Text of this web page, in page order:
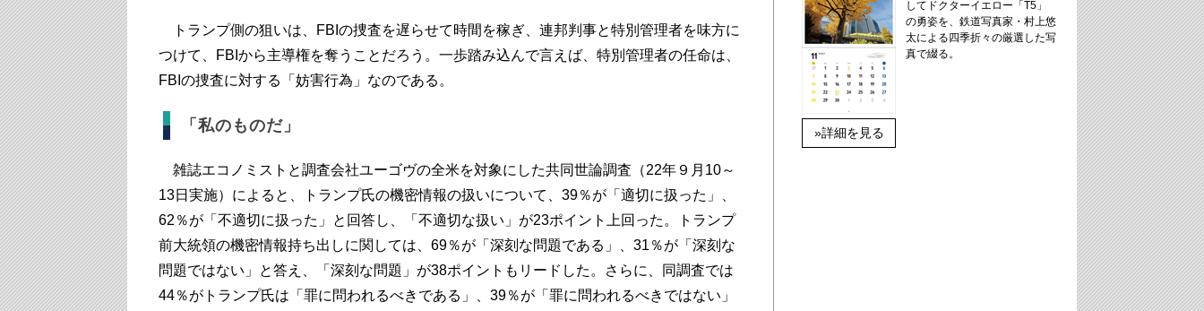
トランプ側の狙いは、FBIの捜査を遅らせて時間を稼ぎ、連邦判事と特別管理者を味方に
つけて、FBIから主導権を奪うことだろう。一歩踏み込んで言えば、特別管理者の任命は、
FBIの捜査に対する「妨害行為」なのである。
「私のものだ」
雑誌エコノミストと調査会社ユーゴヴの全米を対象にした共同世論調査（22年９月10～
13日実施）によると、トランプ氏の機密情報の扱いについて、39％が「適切に扱った」、
62％が「不適切に扱った」と回答し、「不適切な扱い」が23ポイント上回った。トランプ
前大統領の機密情報持ち出しに関しては、69％が「深刻な問題である」、31％が「深刻な
問題ではない」と答え、「深刻な問題」が38ポイントもリードした。さらに、同調査では
44％がトランプ氏は「罪に問われるべきである」、39％が「罪に問われるべきではない」
»詳細を見る
してドクターイエロー「T5」
の勇姿を、鉄道写真家・村上悠
太による四季折々の厳選した写
真で綴る。